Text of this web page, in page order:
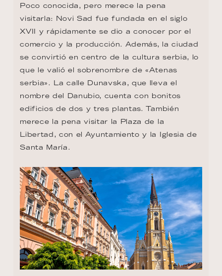
Poco conocida, pero merece la pena
visitarla: Novi Sad fue fundada en el siglo
XVII y rápidamente se dio a conocer por el
comercio y la producción. Además, la ciudad
se convirtió en centro de la cultura serbia, lo
que le valió el sobrenombre de «Atenas
serbia». La calle Dunavska, que lleva el
nombre del Danubio, cuenta con bonitos
edificios de dos y tres plantas. También
merece la pena visitar la Plaza de la
Libertad, con el Ayuntamiento y la Iglesia de
Santa María.